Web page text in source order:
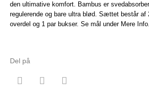
den ultimative komfort. Bambus er
regulerende og bare ultra blød. Sættet består
overdel og 1 par bukser. Se mål under Mere Info.
Del på